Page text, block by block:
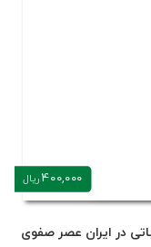
400,000ریال
در ایران عصر صفوی